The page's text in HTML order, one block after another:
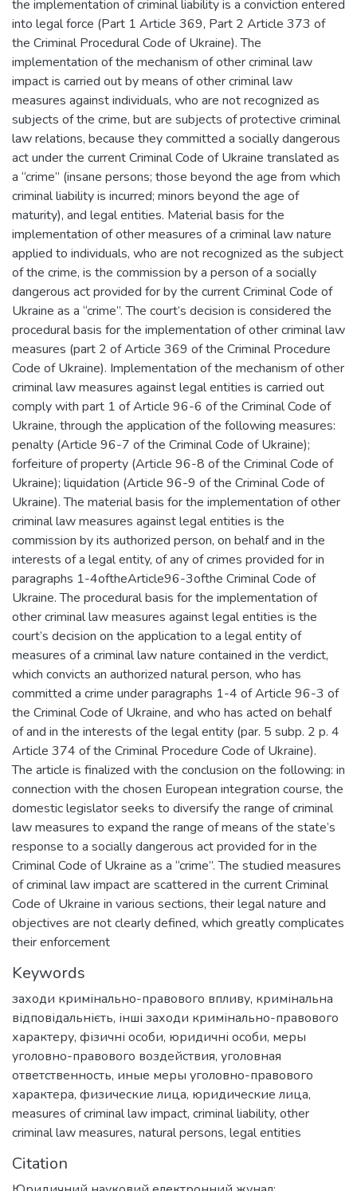
the implementation of criminal liability is a conviction entered
into legal force (Part 1 Article 369, Part 2 Article 373 of
the Criminal Procedural Code of Ukraine). The
implementation of the mechanism of other criminal law
impact is carried out by means of other criminal law
measures against individuals, who are not recognized as
subjects of the crime, but are subjects of protective criminal
law relations, because they committed a socially dangerous
act under the current Criminal Code of Ukraine translated as
a “crime” (insane persons; those beyond the age from which
criminal liability is incurred; minors beyond the age of
maturity), and legal entities. Material basis for the
implementation of other measures of a criminal law nature
applied to individuals, who are not recognized as the subject
of the crime, is the commission by a person of a socially
dangerous act provided for by the current Criminal Code of
Ukraine as a “crime”. The court’s decision is considered the
procedural basis for the implementation of other criminal law
measures (part 2 of Article 369 of the Criminal Procedure
Code of Ukraine). Implementation of the mechanism of other
criminal law measures against legal entities is carried out
comply with part 1 of Article 96-6 of the Criminal Code of
Ukraine, through the application of the following measures:
penalty (Article 96-7 of the Criminal Code of Ukraine);
forfeiture of property (Article 96-8 of the Criminal Code of
Ukraine); liquidation (Article 96-9 of the Criminal Code of
Ukraine). The material basis for the implementation of other
criminal law measures against legal entities is the
commission by its authorized person, on behalf and in the
interests of a legal entity, of any of crimes provided for in
paragraphs 1-4oftheArticle96-3ofthe Criminal Code of
Ukraine. The procedural basis for the implementation of
other criminal law measures against legal entities is the
court’s decision on the application to a legal entity of
measures of a criminal law nature contained in the verdict,
which convicts an authorized natural person, who has
committed a crime under paragraphs 1-4 of Article 96-3 of
the Criminal Code of Ukraine, and who has acted on behalf
of and in the interests of the legal entity (par. 5 subp. 2 p. 4
Article 374 of the Criminal Procedure Code of Ukraine).
The article is finalized with the conclusion on the following: in
connection with the chosen European integration course, the
domestic legislator seeks to diversify the range of criminal
law measures to expand the range of means of the state’s
response to a socially dangerous act provided for in the
Criminal Code of Ukraine as a “crime”. The studied measures
of criminal law impact are scattered in the current Criminal
Code of Ukraine in various sections, their legal nature and
objectives are not clearly defined, which greatly complicates
their enforcement
Keywords
заходи кримінально-правового впливу, кримінальна
відповідальнієть, інші заходи кримінально-правового
характеру, фізичні особи, юридичні особи, меры
уголовно-правового воздействия, уголовная
ответственность, иные меры уголовно-правового
характера, физические лица, юридические лица,
measures of criminal law impact, criminal liability, other
criminal law measures, natural persons, legal entities
Citation